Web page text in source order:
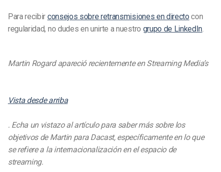
Para recibir consejos sobre retransmisiones en directo con
regularidad, no dudes en unirte a nuestro grupo de LinkedIn
Martin Rogard apareció recientemente en Streaming Media’s
Vista desde arriba
. Echa un vistazo al artículo para saber más sobre los
objetivos de Martin para Dacast, específicamente en lo que
se refiere a la internacionalización en el espacio de
streaming.